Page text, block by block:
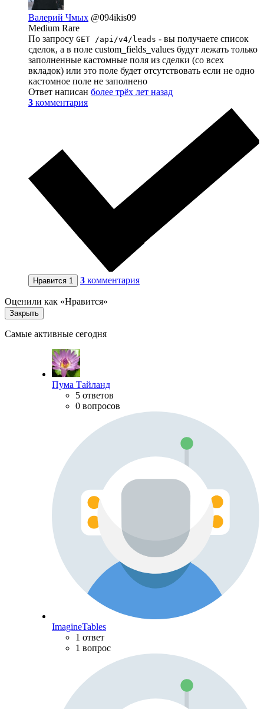
Валерий Чмых @094ikis09
Medium Rare
По запросу GET /api/v4/leads - вы получаете список
сделок, а в поле custom_fields_values будут лежать только
заполненные кастомные поля из сделки (со всех
вкладок) или это поле будет отсутствовать если не одно
кастомное поле не заполнено
Ответ написан более трёх лет назад
3 комментария
Нравится 1 3 комментария
Оценили как «Нравится»
Закрыть
Самые активные сегодня
Пума Тайланд
5 ответов
0 вопросов
ImagineTables
1 ответ
1 вопрос